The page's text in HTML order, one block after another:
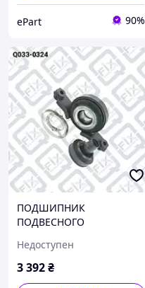
ePart 90%
ПОДШИПНИК
ПОДВЕСНОГО
0324
Недоступен
3 392₴